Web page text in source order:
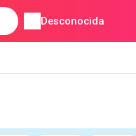
Desconocida